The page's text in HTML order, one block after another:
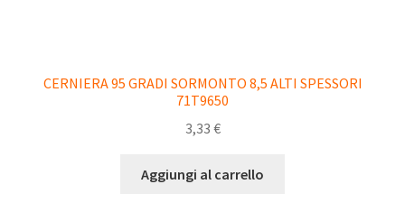
CERNIERA 95 GRADI SORMONTO 8,5 ALTI SPESSORI
71T9650
3,33 €
Aggiungi al carrello